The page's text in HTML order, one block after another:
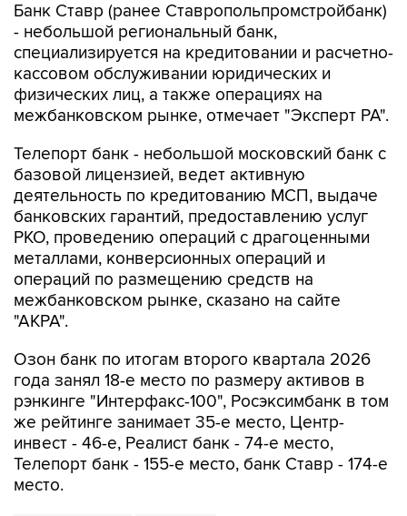
Банк Ставр (ранее Ставропольпромстройбанк)
- небольшой региональный банк,
специализируется на кредитовании и расчетно-
кассовом обслуживании юридических и
физических лиц, а также операциях на
межбанковском рынке, отмечает "Эксперт РА".
Телепорт банк - небольшой московский банк с
базовой лицензией, ведет активную
деятельность по кредитованию МСП, выдаче
банковских гарантий, предоставлению услуг
РКО, проведению операций с драгоценными
металлами, конверсионных операций и
операций по размещению средств на
межбанковском рынке, сказано на сайте
"АКРА".
Озон банк по итогам второго квартала 2026
года занял 18-е место по размеру активов в
рэнкинге "Интерфакс-100", Росэксимбанк в том
же рейтинге занимает 35-е место, Центр-
инвест - 46-е, Реалист банк - 74-е место,
Телепорт банк - 155-е место, банк Ставр - 174-е
место.